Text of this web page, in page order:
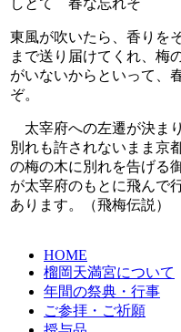
東風が吹いたら、香りを
まで送り届けてくれ、梅
がいないからといって、
ぞ。
太宰府への左遷が決ま
別れも許されないまま京
の梅の木に別れを告げる
が太宰府のもとに飛んで
あります。（飛梅伝説）
HOME
榴岡天満宮について
年間の祭典・行事
ご参拝・ご祈願